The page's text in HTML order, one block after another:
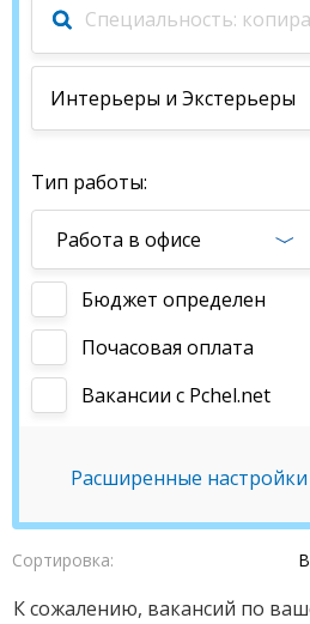
Интерьеры и Экстерьеры
Тип работы:
Работа в офисе
Бюджет определен
Почасовая оплата
Вакансии c Pchel.net
Расширенные настройки
Сортировка:
К сожалению, вакансий по